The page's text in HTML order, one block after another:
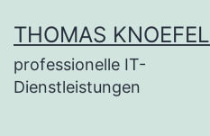
Inhalt
springen
THOMAS KNOEFEL
professionelle IT-
Dienstleistungen